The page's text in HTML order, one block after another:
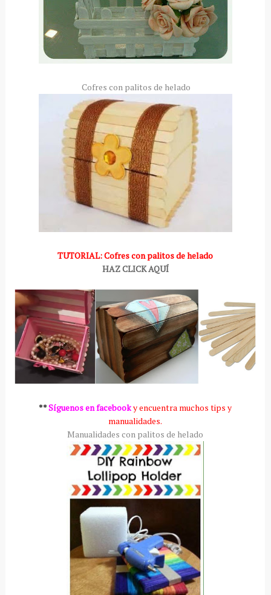
Cofres con palitos de helado
TUTORIAL: Cofres con palitos de helado
HAZ CLICK AQUÍ
**Síguenos en facebooky encuentra muchos tips y
manualidades.
Manualidades con palitos de helado